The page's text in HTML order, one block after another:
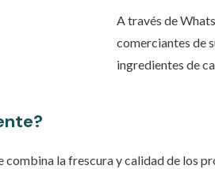
A través de
comerciantes de
ingredientes de
combina la frescura y calidad de los